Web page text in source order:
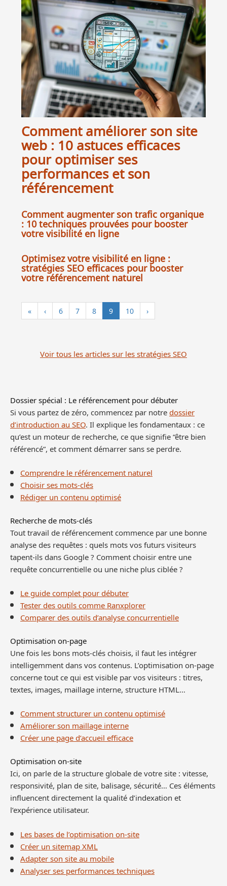
Comment améliorer son site
web : 10 astuces efficaces
pour optimiser ses
performances et son
référencement
Comment augmenter son trafic organique
: 10 techniques prouvées pour booster
votre visibilité en ligne
Optimisez votre visibilité en ligne :
stratégies SEO efficaces pour booster
votre référencement naturel
« ‹ 6 7 8 9 10 ›
Voir tous les articles sur les stratégies SEO
Dossier spécial : Le référencement pour débuter
Si vous partez de zéro, commencez par notredossier
d’introduction au SEO. Il explique les fondamentaux : ce
qu’est un moteur de recherche, ce que signifie “être bien
référencé”, et comment démarrer sans se perdre.
Comprendre le référencement naturel
Choisir ses mots-clés
Rédiger un contenu optimisé
Recherche de mots-clés
Tout travail de référencement commence par une bonne
analyse des requêtes : quels mots vos futurs visiteurs
tapent-ils dans Google ? Comment choisir entre une
requête concurrentielle ou une niche plus ciblée ?
Le guide complet pour débuter
Tester des outils comme Ranxplorer
Comparer des outils d’analyse concurrentielle
Optimisation on-page
Une fois les bons mots-clés choisis, il faut les intégrer
intelligemment dans vos contenus. L’optimisation on-page
concerne tout ce qui est visible par vos visiteurs : titres,
textes, images, maillage interne, structure HTML…
Comment structurer un contenu optimisé
Améliorer son maillage interne
Créer une page d’accueil efficace
Optimisation on-site
Ici, on parle de la structure globale de votre site : vitesse,
responsivité, plan de site, balisage, sécurité… Ces éléments
influencent directement la qualité d’indexation et
l’expérience utilisateur.
Les bases de l’optimisation on-site
Créer un sitemap XML
Adapter son site au mobile
Analyser ses performances techniques